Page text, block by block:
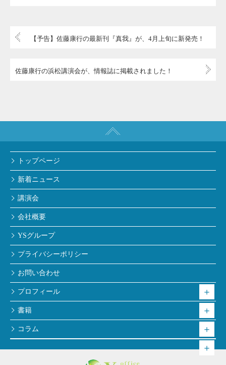
【予告】佐藤康行の最新刊『真我』が、4月上旬に新発売！
佐藤康行の浜松講演会が、情報誌に掲載されました！
トップページ
新着ニュース
講演会
会社概要
YSグループ
プライバシーポリシー
お問い合わせ
プロフィール
書籍
コラム